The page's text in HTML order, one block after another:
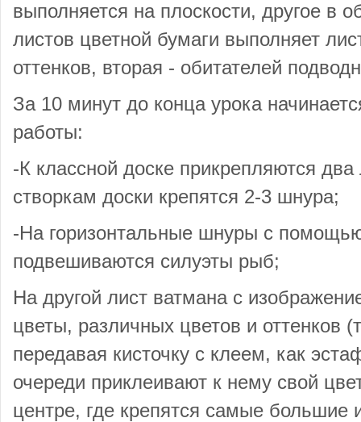
выполняется на плоскости, другое в
листов цветной бумаги выполняет
оттенков, вторая - обитателей
За 10 минут до конца урока
работы:
-К классной доске прикрепляются
створкам доски крепятся 2-3 шнура;
-На горизонтальные шнуры с
подвешиваются силуэты рыб;
На другой лист ватмана с
цветы, различных цветов и оттенков
передавая кисточку с клеем, как
очереди приклеивают к нему свой
центре, где крепятся самые большие